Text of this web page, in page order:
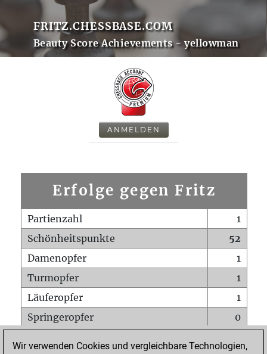
FRITZ.CHESSBASE.COM
Beauty Score Achievements - yellowman
ANMELDEN
Erfolge gegen Fritz
Partienzahl
1
Schönheitspunkte
52
Damenopfer
1
Turmopfer
1
Läuferopfer
1
Springeropfer
0
Wir verwenden Cookies und vergleichbare Technologien,